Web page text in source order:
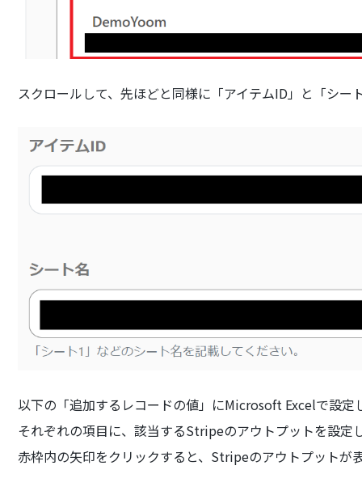
スクロールして、先ほどと同様に「アイテムID」と「シー
以下の「追加するレコードの値」にMicrosoft Excelで設定
それぞれの項目に、該当するStripeのアウトプットを設定
赤枠内の矢印をクリックすると、Stripeのアウトプットが